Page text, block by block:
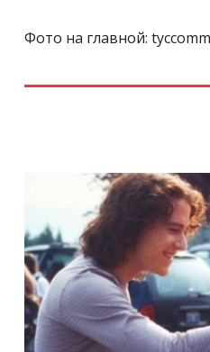
Фото на главной: